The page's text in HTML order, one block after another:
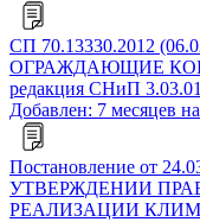
СП 70.13330.2012
ОГРАЖДАЮЩИЕ
редакция СНиП
Добавлен: 7 месяцев
Постановление от
УТВЕРЖДЕНИИ
РЕАЛИЗАЦИИ